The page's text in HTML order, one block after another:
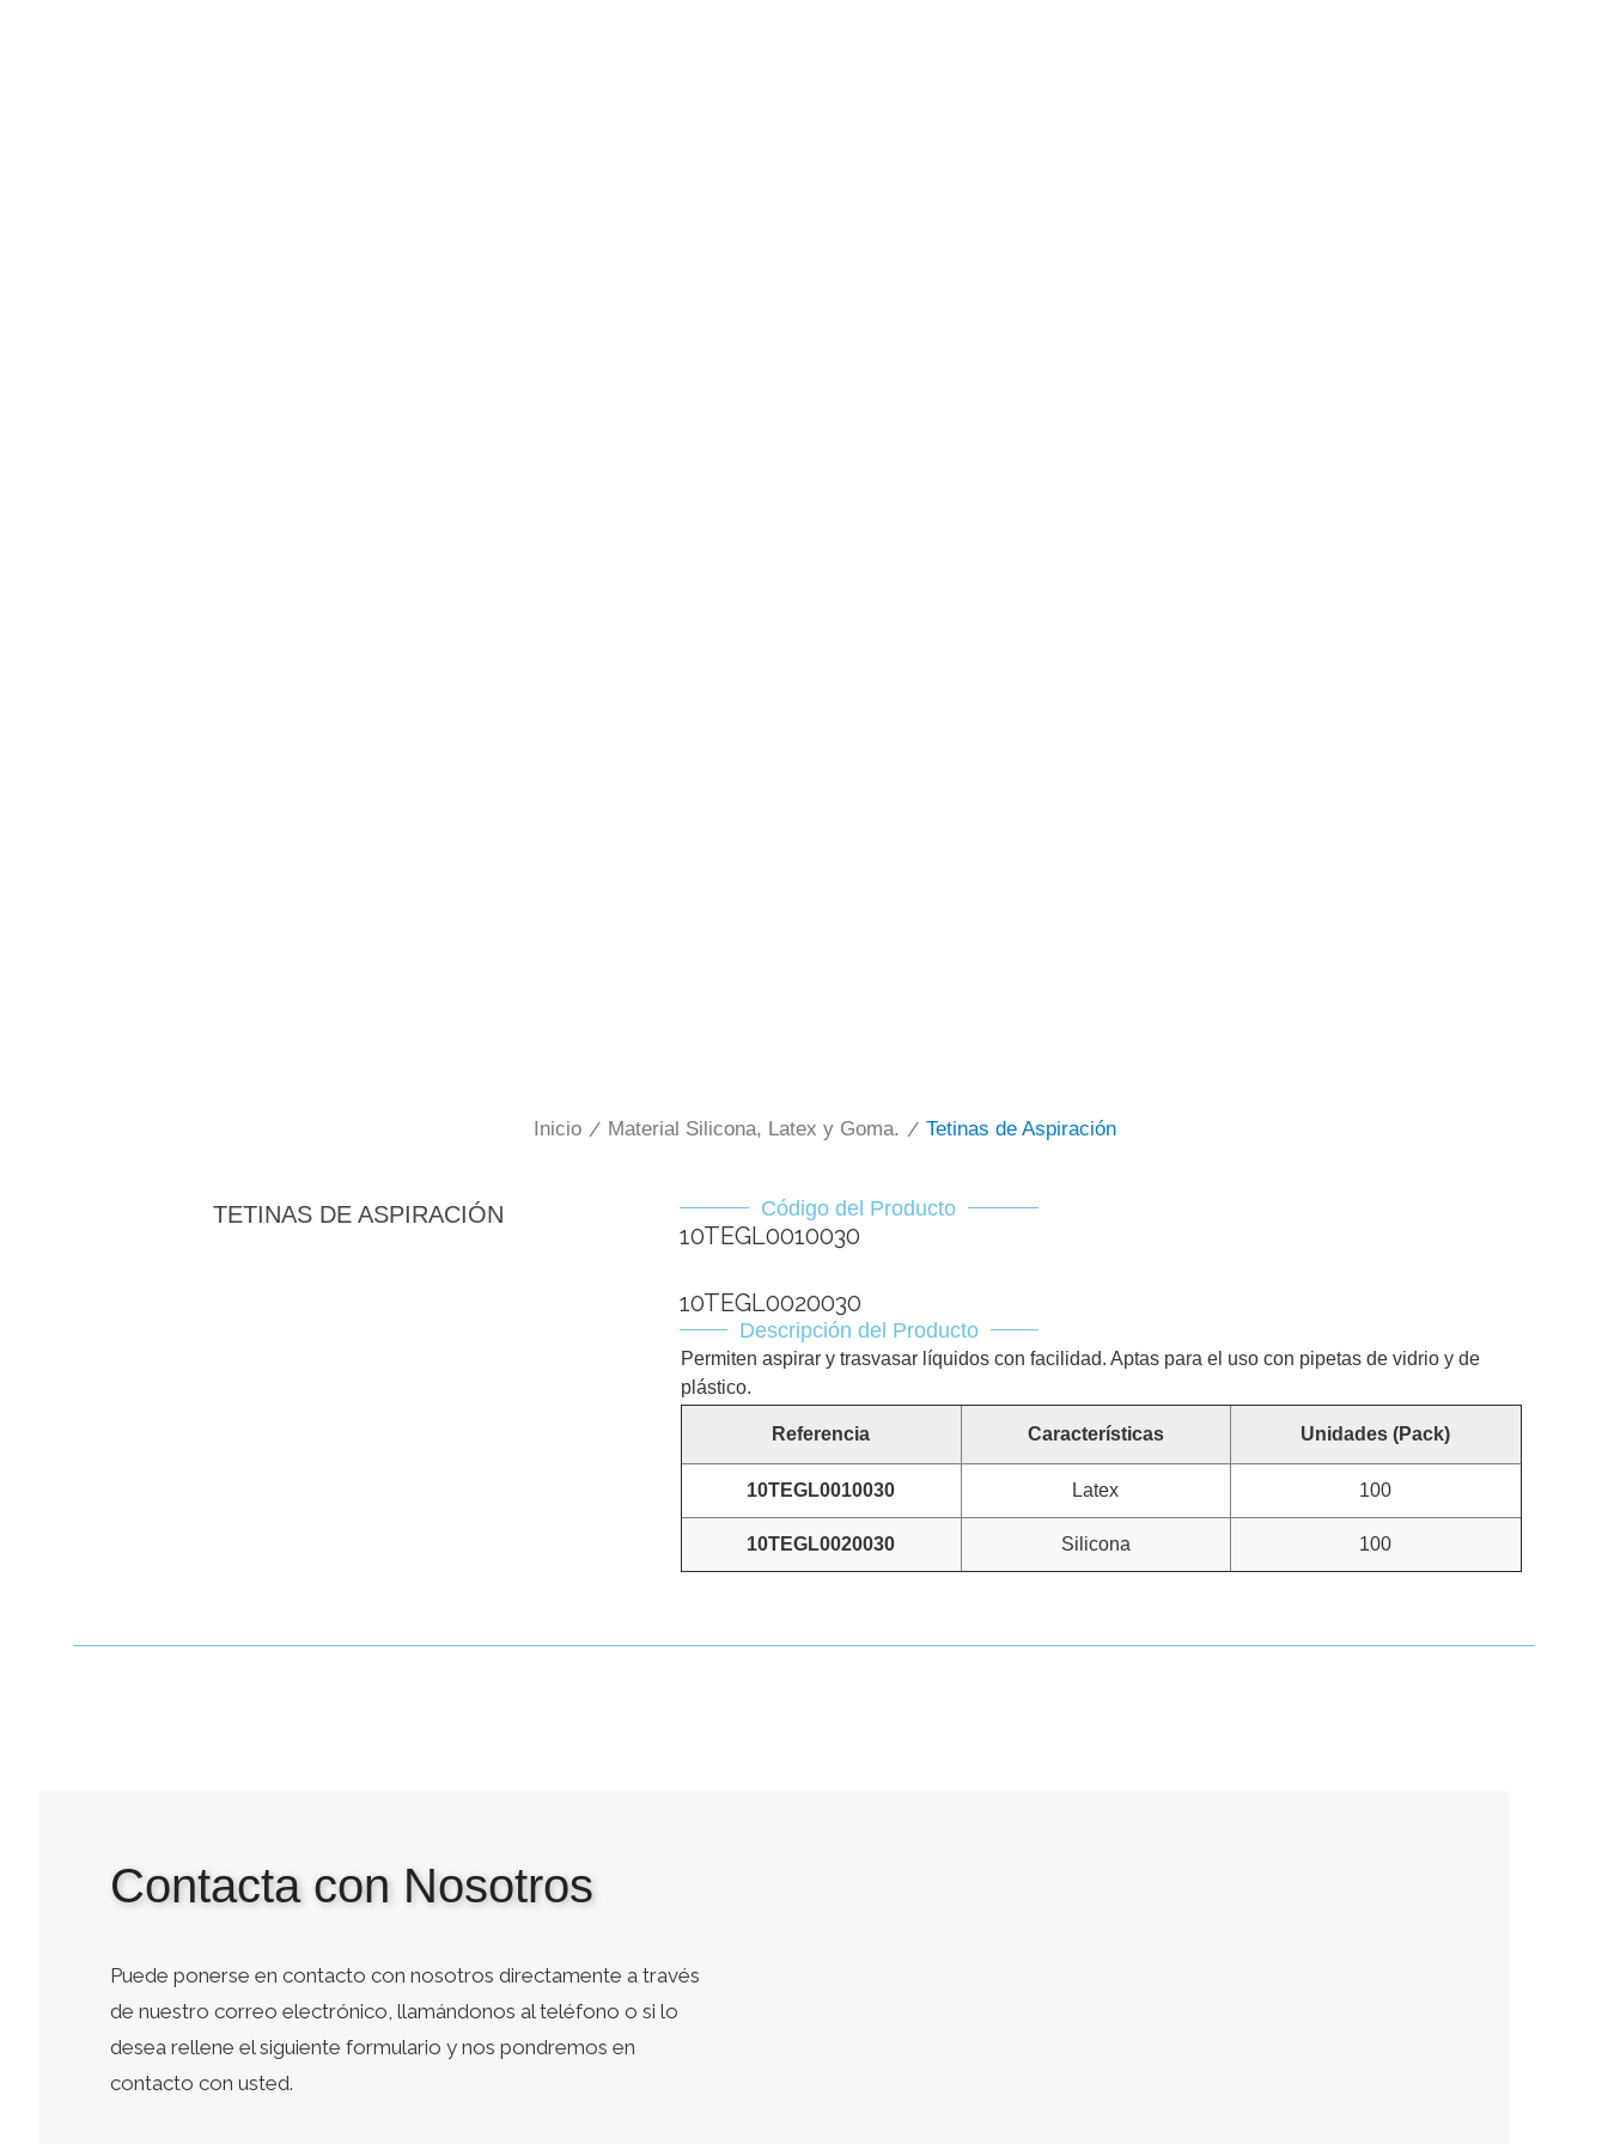
Inicio / Material Silicona, Latex y Goma. / Tetinas de Aspiración
TETINAS DE ASPIRACIÓN Código del Producto
10TEGL0010030
10TEGL0020030
Descripción del Producto
Permiten aspirar y trasvasar líquidos con facilidad. Aptas para el uso con pipetas de vidrio y de
plástico.
Referencia Características Unidades (Pack)
10TEGL0010030 Latex 100
10TEGL0020030 Silicona 100
Contacta con Nosotros
Puede ponerse en contacto con nosotros directamente a través
de nuestro correo electrónico, llamándonos al teléfono o si lo
desea rellene el siguiente formulario y nos pondremos en
contacto con usted.